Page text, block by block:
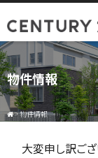
物件情報
>物件情報
大変申し訳ござ